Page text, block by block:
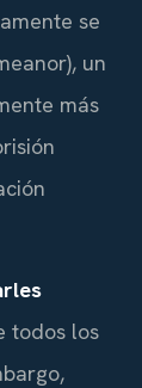
se
un
más
todos los